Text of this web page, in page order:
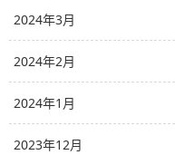
2024年3月
2024年2月
2024年1月
2023年12月